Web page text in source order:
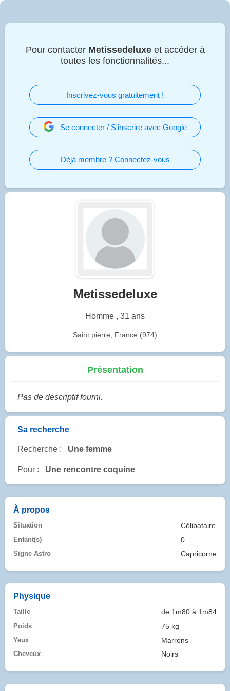
Pour contacter Metissedeluxeet accéder à
toutes les fonctionnalités...
Inscrivez-vous gratuitement !
Se connecter / S'inscrire avec Google
Déjà membre ? Connectez-vous
Metissedeluxe
Homme , 31 ans
Saint pierre, France (974)
Présentation
Pas de descriptif fourni.
Sa recherche
Recherche : Une femme
Pour : Une rencontre coquine
À propos
Situation Célibataire
Enfant(s) 0
Signe Astro Capricorne
Physique
Taille de 1m80 à 1m84
Poids 75 kg
Yeux Marrons
Cheveux Noirs